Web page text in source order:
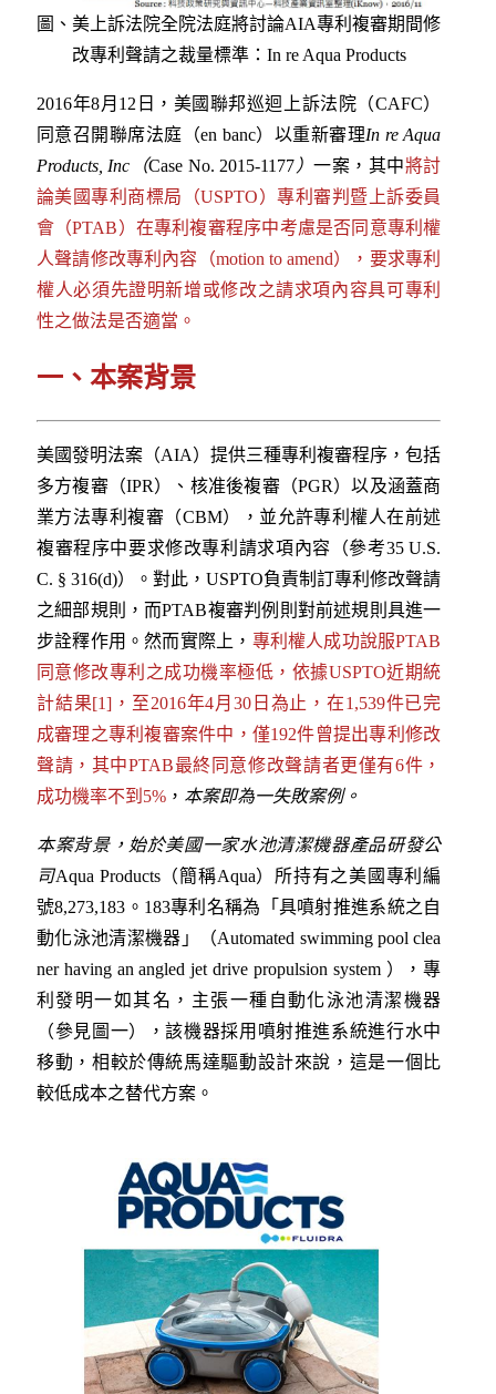
圖、美上訴法院全院法庭將討論AIA專利複審期間修
改專利聲請之裁量標準：In re Aqua Products
2016年8月12日，美國聯邦巡迴上訴法院（CAFC）
同意召開聯席法庭（en banc）以重新審理In re Aqua
Products, Inc （Case No. 2015-1177）一案，其中將討
論美國專利商標局（USPTO）專利審判暨上訴委員
會（PTAB）在專利複審程序中考慮是否同意專利權
人聲請修改專利內容（motion to amend），要求專利
權人必須先證明新增或修改之請求項內容具可專利
性之做法是否適當。
一、本案背景
美國發明法案（AIA）提供三種專利複審程序，包括
多方複審（IPR）、核准後複審（PGR）以及涵蓋商
業方法專利複審（CBM），並允許專利權人在前述
複審程序中要求修改專利請求項內容（參考35 U.S.
C. § 316(d)）。對此，USPTO負責制訂專利修改聲請
之細部規則，而PTAB複審判例則對前述規則具進一
步詮釋作用。然而實際上， 專利權人成功說服PTAB
同意修改專利之成功機率極低，依據USPTO近期統
計結果[1]，至2016年4月30日為止，在1,539件已完
成審理之專利複審案件中，僅192件曾提出專利修改
聲請，其中PTAB最終同意修改聲請者更僅有6件，
成功機率不到5% ， 本案即為一失敗案例。
本案背景，始於美國一家水池清潔機器產品研發公
司Aqua Products（簡稱Aqua）所持有之美國專利編
號8,273,183。183專利名稱為「具噴射推進系統之自
動化泳池清潔機器」（Automated swimming pool clea
ner having an angled jet drive propulsion system ），專
利發明一如其名，主張一種自動化泳池清潔機器
（參見圖一），該機器採用噴射推進系統進行水中
移動，相較於傳統馬達驅動設計來說，這是一個比
較低成本之替代方案。